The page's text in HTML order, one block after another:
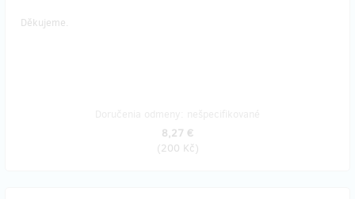
Děkujeme.
8,27 €
(200 Kč)